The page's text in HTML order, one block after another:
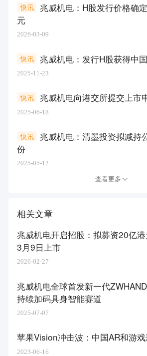
兆威机电：H股发行价格确
元
快讯
2026-03-09
兆威机电：发行H股获得中
快讯
2025-11-23
兆威机电向港交所提交上市
快讯
2025-06-18
兆威机电：清墨投资拟减持
份
快讯
2025-05-12
查看更多
相关文章
兆威机电开启招股：拟募资20亿港
3月9日上市
2026-02-27
兆威机电全球首发新⼀代
持续加码具身智能赛道
2025-07-07
苹果Vision冲击波：中国AR和游
2023-06-16